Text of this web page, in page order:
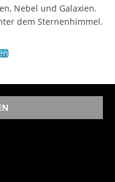
Nebel und Galaxien.
dem Sternenhimmel.